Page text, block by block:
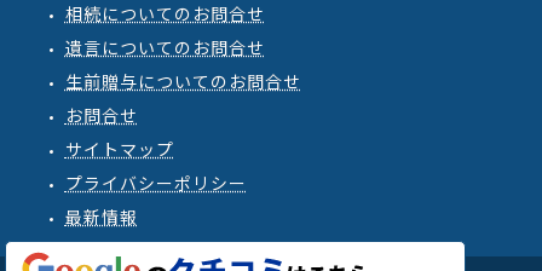
相続についてのお問合せ
遺言についてのお問合せ
生前贈与についてのお問合せ
お問合せ
サイトマップ
プライバシーポリシー
最新情報